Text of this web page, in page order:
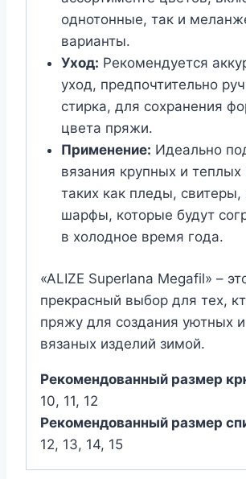
однотонные, так и
варианты.
Уход: Рекомендуется
уход, предпочтительно
стирка, для сохранения
цвета пряжи.
Применение: Идеально
вязания крупных и теплых
таких как пледы,
шарфы, которые будут
в холодное время года.
«ALIZE Superlana Megafil» –
прекрасный выбор для тех,
пряжу для создания уютных
вязаных изделий зимой.
Рекомендованный размер
10, 11, 12
Рекомендованный размер
12, 13, 14, 15